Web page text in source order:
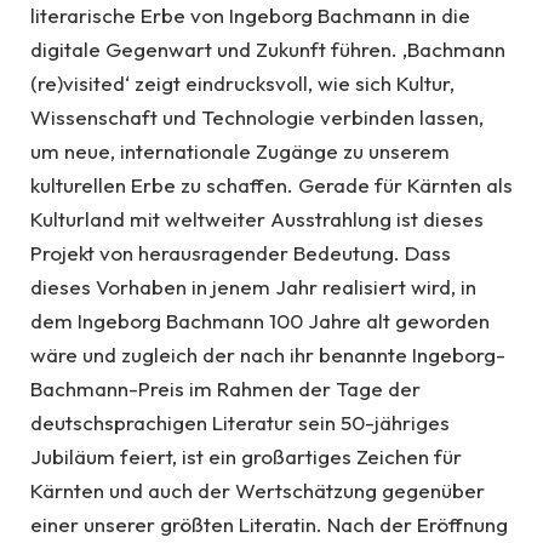
literarische Erbe von Ingeborg Bachmann in die
digitale Gegenwart und Zukunft führen. ‚Bachmann
(re)visited‘ zeigt eindrucksvoll, wie sich Kultur,
Wissenschaft und Technologie verbinden lassen,
um neue, internationale Zugänge zu unserem
kulturellen Erbe zu schaffen. Gerade für Kärnten als
Kulturland mit weltweiter Ausstrahlung ist dieses
Projekt von herausragender Bedeutung. Dass
dieses Vorhaben in jenem Jahr realisiert wird, in
dem Ingeborg Bachmann 100 Jahre alt geworden
wäre und zugleich der nach ihr benannte Ingeborg-
Bachmann-Preis im Rahmen der Tage der
deutschsprachigen Literatur sein 50-jähriges
Jubiläum feiert, ist ein großartiges Zeichen für
Kärnten und auch der Wertschätzung gegenüber
einer unserer größten Literatin. Nach der Eröffnung